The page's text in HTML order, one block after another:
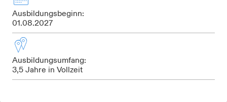
Ausbildungsbeginn:
01.08.2027
Ausbildungsumfang:
3,5 Jahre in Vollzeit